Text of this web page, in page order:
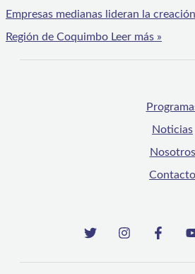
Empresas medianas lideran la
Región de Coquimbo Leer más »
Noticias
Nosotros
Contacto